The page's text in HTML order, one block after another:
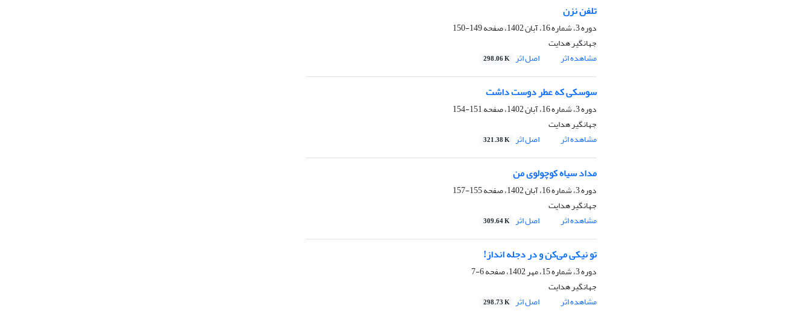
تلفن نزن
دوره 3، شماره 16، آبان 1402، صفحه
149-150
جهانگیر هدایت
مشاهده اثر
اصل اثر 298.06 K
سوسکی که عطر دوست داشت
دوره 3، شماره 16، آبان 1402، صفحه
151-154
جهانگیر هدایت
مشاهده اثر
اصل اثر 321.38 K
مداد سیاه کوچولوی من
دوره 3، شماره 16، آبان 1402، صفحه
155-157
جهانگیر هدایت
مشاهده اثر
اصل اثر 309.64 K
تو نیکی می‌کن و در دجله انداز!
دوره 3، شماره 15، مهر 1402، صفحه
6-7
جهانگیر هدایت
مشاهده اثر
اصل اثر 298.73 K